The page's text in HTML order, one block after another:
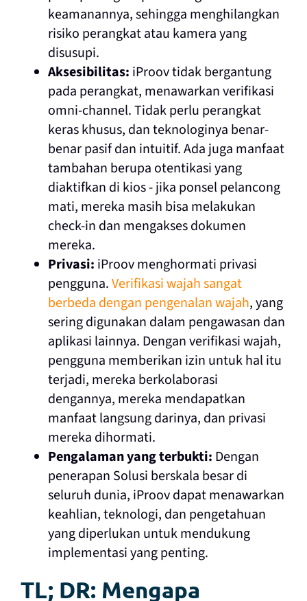
keamanannya, sehingga menghilangkan
risiko perangkat atau kamera yang
disusupi.
Aksesibilitas: iProov tidak bergantung
pada perangkat, menawarkan verifikasi
omni-channel. Tidak perlu perangkat
keras khusus, dan teknologinya benar-
benar pasif dan intuitif. Ada juga manfaat
tambahan berupa otentikasi yang
diaktifkan di kios - jika ponsel pelancong
mati, mereka masih bisa melakukan
check-in dan mengakses dokumen
mereka.
Privasi: iProov menghormati privasi
pengguna.Verifikasi wajah sangat
berbeda dengan pengenalan wajah, yang
sering digunakan dalam pengawasan dan
aplikasi lainnya. Dengan verifikasi wajah,
pengguna memberikan izin untuk hal itu
terjadi, mereka berkolaborasi
dengannya, mereka mendapatkan
manfaat langsung darinya, dan privasi
mereka dihormati.
Pengalaman yang terbukti: Dengan
penerapan Solusi berskala besar di
seluruh dunia, iProov dapat menawarkan
keahlian, teknologi, dan pengetahuan
yang diperlukan untuk mendukung
implementasi yang penting.
TL; DR: Mengapa